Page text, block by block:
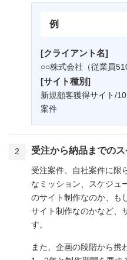
例
[クライアント名]
○○株式会社（従業員
[サイト種別]
新規顧客獲得サイト/
案件
受注から納品までの
受注案件、自社案件に限
なミッション、スケジュ
のサイト制作なのか、も
サイト制作なのかなど、
す。
また、企画の段階から携